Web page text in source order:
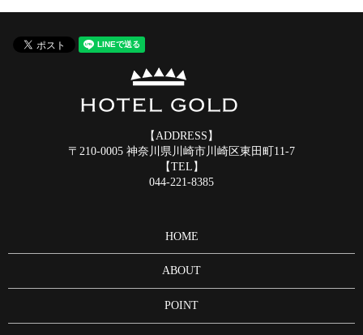
【ADDRESS】
〒210-0005 神奈川県川崎市川崎区東田町11-7
【TEL】
044-221-8385
HOME
ABOUT
POINT